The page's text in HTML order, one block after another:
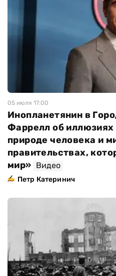
05 июля 17:00
Инопланетянин в
Фаррелл об иллюзиях
природе человека и
правительствах,
мир» Видео
Петр Катеринич